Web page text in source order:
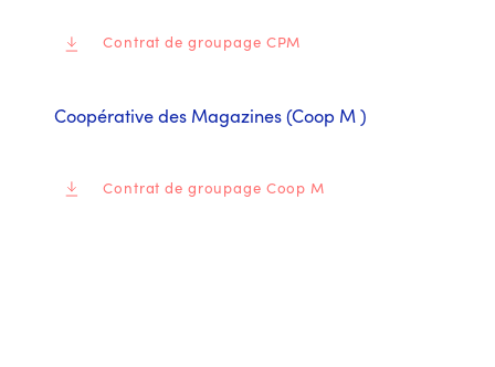
Contrat de groupage CPM
Coopérative des Magazines (Coop M )
Contrat de groupage Coop M